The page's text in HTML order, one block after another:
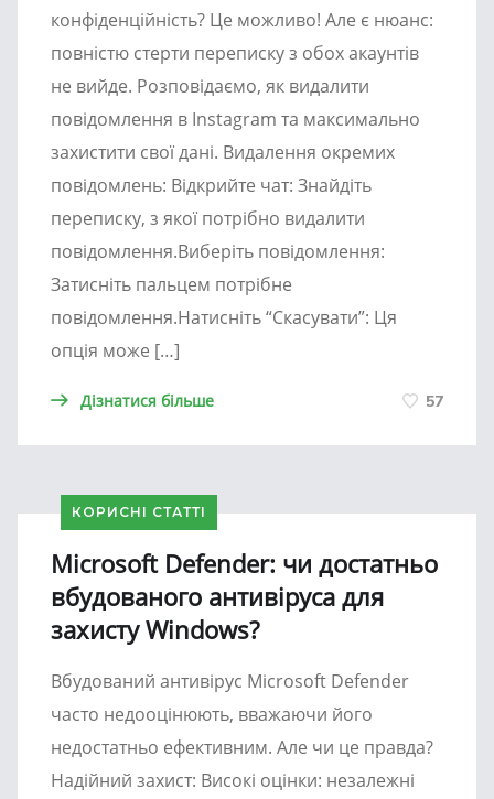
конфіденційність? Це можливо! Але є нюанс:
повністю стерти переписку з обох акаунтів
не вийде. Розповідаємо, як видалити
повідомлення в Instagram та максимально
захистити свої дані. Видалення окремих
повідомлень: Відкрийте чат: Знайдіть
переписку, з якої потрібно видалити
повідомлення.Виберіть повідомлення:
Затисніть пальцем потрібне
повідомлення.Натисніть “Скасувати”: Ця
опція може […]
Дізнатися більше 57
КОРИСНІ СТАТТІ
Microsoft Defender: чи достатньо
вбудованого антивіруса для
захисту Windows?
Вбудований антивірус Microsoft Defender
часто недооцінюють, вважаючи його
недостатньо ефективним. Але чи це правда?
Надійний захист: Високі оцінки: незалежні